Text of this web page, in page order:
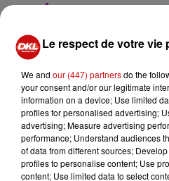
CHLOÉ JUNG EST LA
DU CHARME HAUT-
Elle a été élue samedi soir
Agée de 22 ans, elle briguera
septembre prochain…
Le respect de votre
We and our (447) partnersdo the
your consent and/or our legitimate
information on a device; Use limited
profiles for personalised advertising;
advertising; Measure advertising
performance; Understand audiences
of data from different sources;
profiles to personalise content; Use
content; Use limited data to select